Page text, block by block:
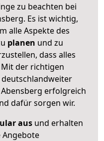
zu beachten bei
Es ist wichtig,
alle Aspekte des
planen und zu
dass alles
der richtigen
erfolgreich
dafür sorgen wir.
ausund erhalten
Angebote